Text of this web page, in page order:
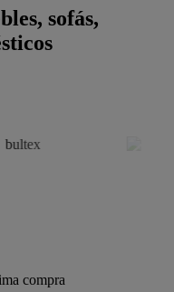
sofás,
compra